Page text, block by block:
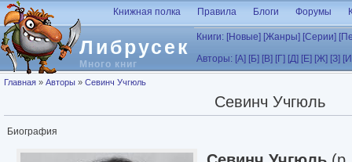
Перейти к основному содержанию
Либрусек
Много книг
Книжная полка Правила Блоги Форумы
Книги: [Новые] [Жанры] [Серии]
Авторы: [А] [Б] [В] [Г] [Д] [Е] [Ж] [З]
Вы здесь
Главная » Авторы » Севинч Учгюль
Севинч Учгюль
Биография